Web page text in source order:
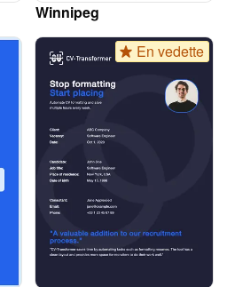
Winnipeg
En vedette